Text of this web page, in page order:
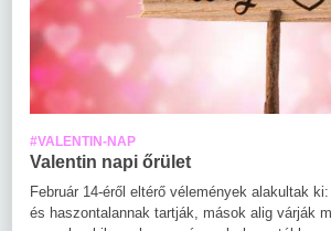
#VALENTIN-NAP
Valentin napi őrület
Február 14-éről eltérő vélemények alakultak
és haszontalannak tartják, mások alig várják